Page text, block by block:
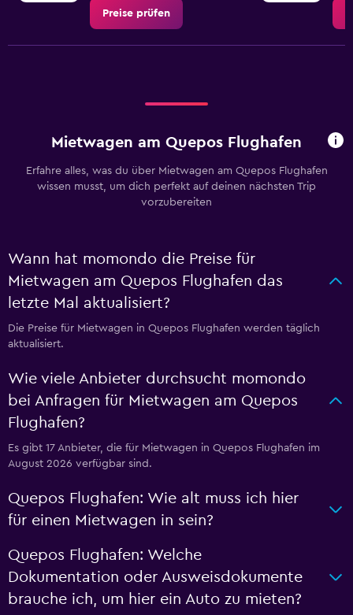
Preise prüfen
Mietwagen am Quepos Flughafen
Erfahre alles, was du über Mietwagen am Quepos Flughafen
wissen musst, um dich perfekt auf deinen nächsten Trip
vorzubereiten
Wann hat momondo die Preise für
Mietwagen am Quepos Flughafen das
letzte Mal aktualisiert?
Die Preise für Mietwagen in Quepos Flughafen werden täglich
aktualisiert.
Wie viele Anbieter durchsucht momondo
bei Anfragen für Mietwagen am Quepos
Flughafen?
Es gibt 17 Anbieter, die für Mietwagen in Quepos Flughafen im
August 2026 verfügbar sind.
Quepos Flughafen: Wie alt muss ich hier
für einen Mietwagen in sein?
Quepos Flughafen: Welche
Dokumentation oder Ausweisdokumente
brauche ich, um hier ein Auto zu mieten?